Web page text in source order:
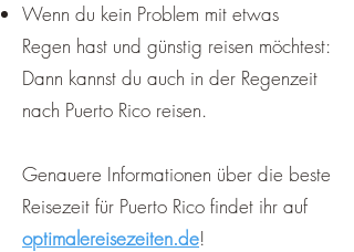
Wenn du kein Problem mit etwas
Regen hast und günstig reisen möchtest:
Dann kannst du auch in der Regenzeit
nach Puerto Rico reisen.
Genauere Informationen über die beste
Reisezeit für Puerto Rico findet ihr auf
optimalereisezeiten.de!